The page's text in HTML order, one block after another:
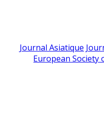
Journal Asiatique
European Society